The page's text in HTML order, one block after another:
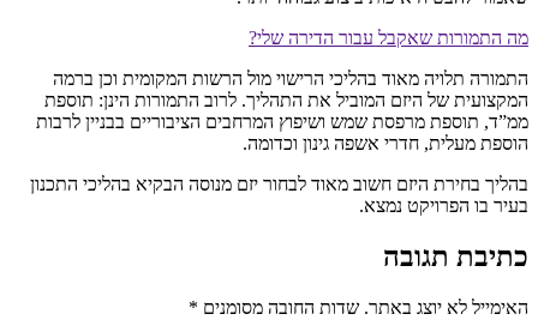
מה התמורות שאקבל עבור הדירה שלי?
התמורה תלויה מאוד בהליכי הרישוי מול הרשות המקומית וכן ברמה
המקצועית של היזם המוביל את התהליך. לרוב התמורות הינן: תוספת
ממ”ד, תוספת מרפסת שמש ושיפוץ המרחבים הציבוריים בבניין לרבות
הוספת מעלית, חדרי אשפה גינון וכדומה.
בהליך בחירת היזם חשוב מאוד לבחור יזם מנוסה הבקיא בהליכי התכנון
בעיר בו הפרויקט נמצא.
כתיבת תגובה
האימייל לא יוצג באתר. שדות החובה מסומנים *